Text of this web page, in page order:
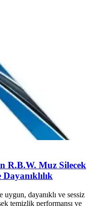
R.B.W. Muz Silecek
dayanıklı ve sessiz
temizlik performansı ve